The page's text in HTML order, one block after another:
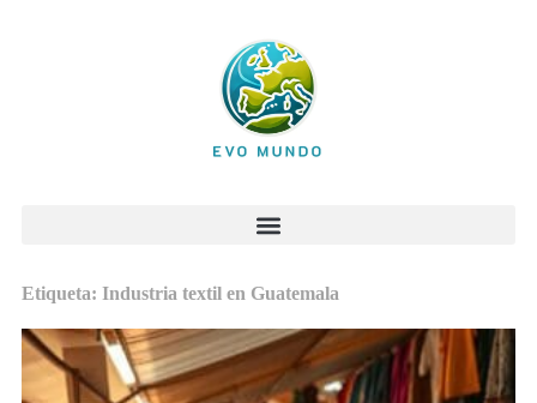
Etiqueta: Industria textil en Guatemala